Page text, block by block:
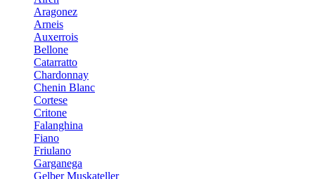
Aragonez
Arneis
Auxerrois
Bellone
Catarratto
Chardonnay
Chenin Blanc
Cortese
Critone
Falanghina
Fiano
Friulano
Garganega
Gelber Muskateller